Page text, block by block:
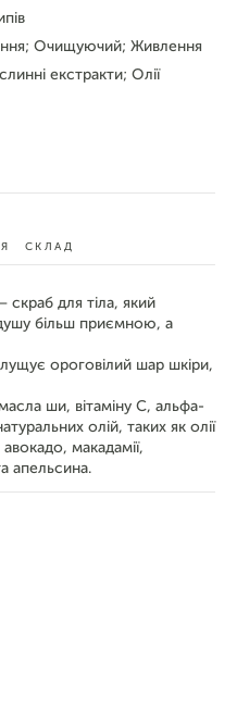
Очищуючий; Живлення
екстракти; Олії
СКЛАД
– скраб для тіла, який
більш приємною, а
ороговілий шар шкіри,
ши, вітаміну С, альфа-
олій, таких як олії
макадамії,
апельсина.